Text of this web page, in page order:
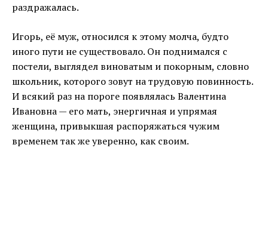
раздражалась.
Игорь, её муж, относился к этому молча, будто
иного пути не существовало. Он поднимался с
постели, выглядел виноватым и покорным, словно
школьник, которого зовут на трудовую повинность.
И всякий раз на пороге появлялась Валентина
Ивановна — его мать, энергичная и упрямая
женщина, привыкшая распоряжаться чужим
временем так же уверенно, как своим.